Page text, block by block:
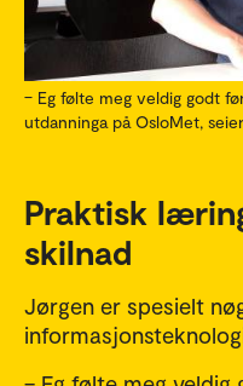
– Eg følte meg veldig godt
utdanninga på OsloMet,
Praktisk
skilnad
Jørgen er spesielt